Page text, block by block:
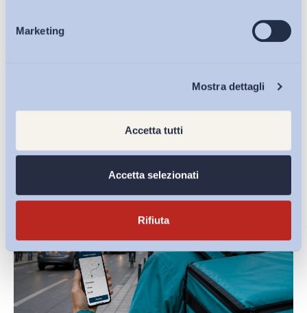
Marketing
Mostra dettagli
Accetta tutti
Accetta selezionati
Rifiuta
Eventi